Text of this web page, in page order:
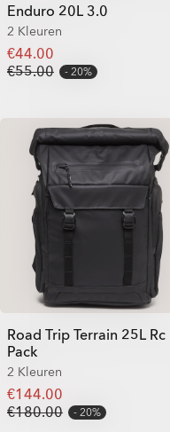
Enduro 20L 3.0
2 Kleuren
€44.00
€55.00
20%
Road Trip Terrain 25L Rc
Pack
2 Kleuren
€144.00
€180.00
20%